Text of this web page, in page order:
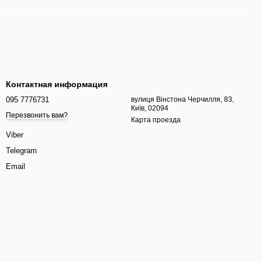
Контактная информация
095 7776731
Перезвонить вам?
Viber
Telegram
Email
вулиця Вінстона Черчилля, 83,
Київ, 02094
Карта проезда